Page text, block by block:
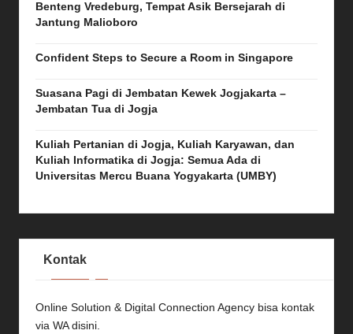
Benteng Vredeburg, Tempat Asik Bersejarah di
Jantung Malioboro
Confident Steps to Secure a Room in Singapore
Suasana Pagi di Jembatan Kewek Jogjakarta –
Jembatan Tua di Jogja
Kuliah Pertanian di Jogja, Kuliah Karyawan, dan
Kuliah Informatika di Jogja: Semua Ada di
Universitas Mercu Buana Yogyakarta (UMBY)
Kontak
Online Solution & Digital Connection Agency bisa kontak
via WA disini.